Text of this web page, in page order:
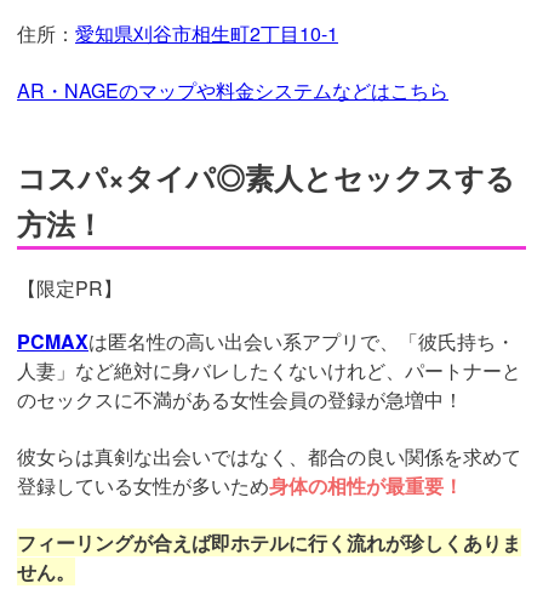
住所： 愛知県刈谷市相生町2丁目10-1
AR・NAGEのマップや料金システムなどはこちら
コスパ×タイパ◎素人とセックスする
方法！
【限定PR】
PCMAXは匿名性の高い出会い系アプリで、「彼氏持ち・
人妻」など絶対に身バレしたくないけれど、パートナーと
のセックスに不満がある女性会員の登録が急増中！
彼女らは真剣な出会いではなく、都合の良い関係を求めて
登録している女性が多いため身体の相性が最重要！
フィーリングが合えば即ホテルに行く流れが珍しくありま
せん。